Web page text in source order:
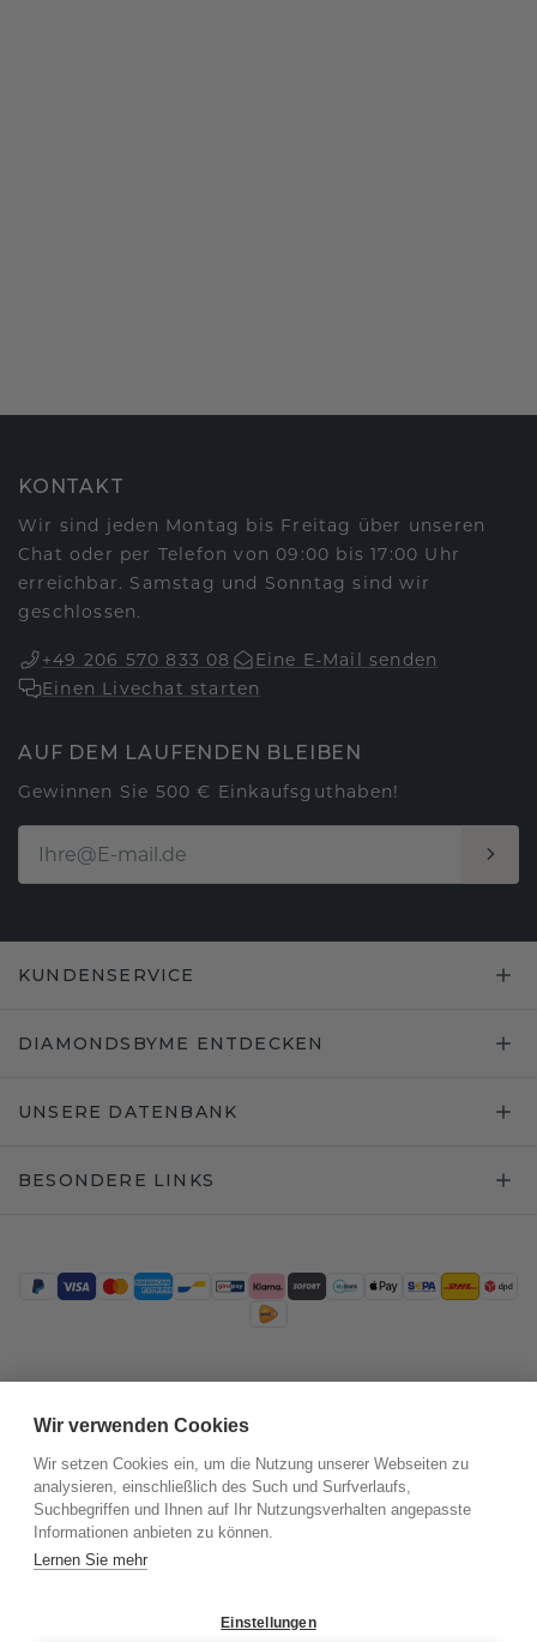
KONTAKT
Wir sind jeden Montag bis Freitag über unseren
Chat oder per Telefon von 09:00 bis 17:00 Uhr
erreichbar. Samstag und Sonntag sind wir
geschlossen.
+49 206 570 833 08
Eine E-Mail senden
Einen Livechat starten
AUF DEM LAUFENDEN BLEIBEN
Gewinnen Sie 500 € Einkaufsguthaben!
KUNDENSERVICE
DIAMONDSBYME ENTDECKEN
UNSERE DATENBANK
BESONDERE LINKS
Wir verwenden Cookies
Wir setzen Cookies ein, um die Nutzung unserer Webseiten zu
analysieren, einschließlich des Such und Surfverlaufs,
Suchbegriffen und Ihnen auf Ihr Nutzungsverhalten angepasste
Informationen anbieten zu können.
Lernen Sie mehr
Einstellungen